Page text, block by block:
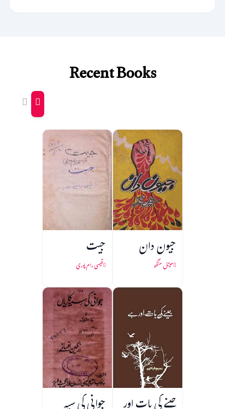
Recent Books
جیون دان
سیتل سنگھ
جیت
قیسی رام پوری